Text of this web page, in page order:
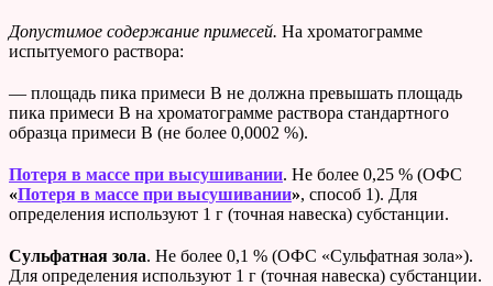
Допустимое содержание примесей. На хроматограмме
испытуемого раствора:
— площадь пика примеси В не должна превышать площадь
пика примеси В на хроматограмме раствора стандартного
образца примеси В (не более 0,0002 %).
Потеря в массе при высушивании. Не более 0,25 % (ОФС
«Потеря в массе при высушивании», способ 1). Для
определения используют 1 г (точная навеска) субстанции.
Сульфатная зола. Не более 0,1 % (ОФС «Сульфатная зола»).
Для определения используют 1 г (точная навеска) субстанции.